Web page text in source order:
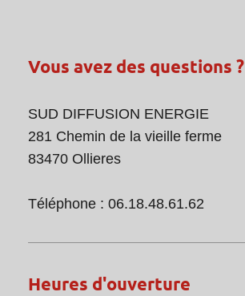
Vous avez des questions ?
SUD DIFFUSION ENERGIE
281 Chemin de la vieille ferme
83470 Ollieres
Téléphone : 06.18.48.61.62
Heures d'ouverture